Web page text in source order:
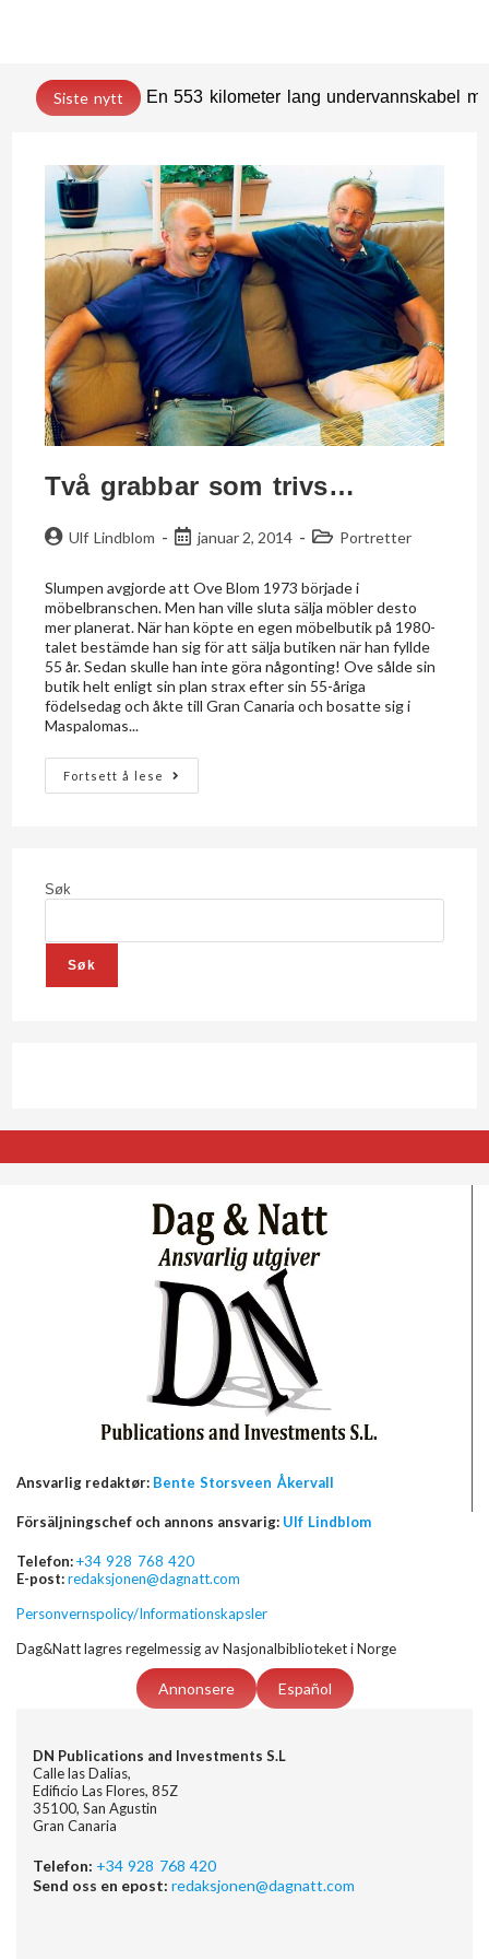
Siste nytt En 553 kilometer lang undervannskabel
Två grabbar som trivs…
Ulf Lindblom januar 2, 2014 Portretter
Slumpen avgjorde att Ove Blom 1973 började i
möbelbranschen. Men han ville sluta sälja möbler desto
mer planerat. När han köpte en egen möbelbutik på 1980-
talet bestämde han sig för att sälja butiken när han fyllde
55 år. Sedan skulle han inte göra någonting! Ove sålde sin
butik helt enligt sin plan strax efter sin 55-åriga
födelsedag och åkte till Gran Canaria och bosatte sig i
Maspalomas...
Fortsett å lese
Søk
Søk
Ansvarlig redaktør: Bente Storsveen Åkervall
Försäljningschef och annons ansvarig: Ulf Lindblom
Telefon:+34 928 768 420
E-post:redaksjonen@dagnatt.com
Personvernspolicy/Informationskapsler
Dag&Natt lagres regelmessig av Nasjonalbiblioteket i Norge
Annonsere Español
DN Publications and Investments S.L
Calle las Dalias,
Edificio Las Flores, 85Z
35100, San Agustin
Gran Canaria
Telefon: +34 928 768 420
Send oss en epost: redaksjonen@dagnatt.com